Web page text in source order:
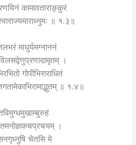
कामावताराङ्कुरं
॥ १.३॥
माधुर्यमग्नाननं
।
गोपीभिराराधितं
॥ १.४॥
।
चेतसि मे